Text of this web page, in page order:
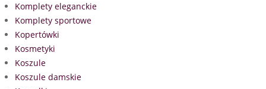
Komplety eleganckie
Komplety sportowe
Kopertówki
Kosmetyki
Koszule
Koszule damskie